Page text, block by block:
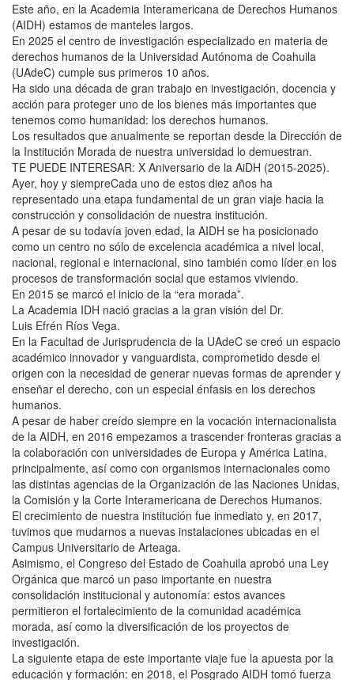
Este año, en la Academia Interamericana de Derechos Humanos
(AIDH) estamos de manteles largos.
En 2025 el centro de investigación especializado en materia de
derechos humanos de la Universidad Autónoma de Coahuila
(UAdeC) cumple sus primeros 10 años.
Ha sido una década de gran trabajo en investigación, docencia y
acción para proteger uno de los bienes más importantes que
tenemos como humanidad: los derechos humanos.
Los resultados que anualmente se reportan desde la Dirección de
la Institución Morada de nuestra universidad lo demuestran.
TE PUEDE INTERESAR: X Aniversario de la AiDH (2015-2025).
Ayer, hoy y siempreCada uno de estos diez años ha
representado una etapa fundamental de un gran viaje hacia la
construcción y consolidación de nuestra institución.
A pesar de su todavía joven edad, la AIDH se ha posicionado
como un centro no sólo de excelencia académica a nivel local,
nacional, regional e internacional, sino también como líder en los
procesos de transformación social que estamos viviendo.
En 2015 se marcó el inicio de la “era morada”.
La Academia IDH nació gracias a la gran visión del Dr.
Luis Efrén Ríos Vega.
En la Facultad de Jurisprudencia de la UAdeC se creó un espacio
académico innovador y vanguardista, comprometido desde el
origen con la necesidad de generar nuevas formas de aprender y
enseñar el derecho, con un especial énfasis en los derechos
humanos.
A pesar de haber creído siempre en la vocación internacionalista
de la AIDH, en 2016 empezamos a trascender fronteras gracias a
la colaboración con universidades de Europa y América Latina,
principalmente, así como con organismos internacionales como
las distintas agencias de la Organización de las Naciones Unidas,
la Comisión y la Corte Interamericana de Derechos Humanos.
El crecimiento de nuestra institución fue inmediato y, en 2017,
tuvimos que mudarnos a nuevas instalaciones ubicadas en el
Campus Universitario de Arteaga.
Asimismo, el Congreso del Estado de Coahuila aprobó una Ley
Orgánica que marcó un paso importante en nuestra
consolidación institucional y autonomía: estos avances
permitieron el fortalecimiento de la comunidad académica
morada, así como la diversificación de los proyectos de
investigación.
La siguiente etapa de este importante viaje fue la apuesta por la
educación y formación: en 2018, el Posgrado AIDH tomó fuerza